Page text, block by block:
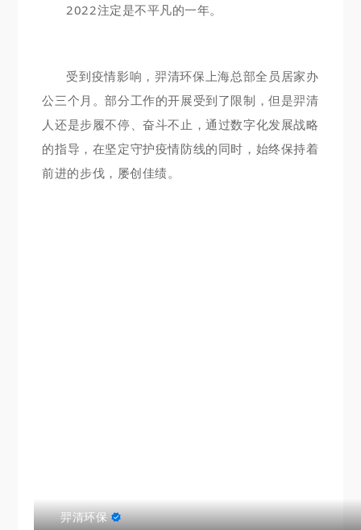
2022注定是不平凡的一年。
受到疫情影响，羿清环保上海总部全员居家办
公三个月。部分工作的开展受到了限制，但是羿清
人还是步履不停、奋斗不止，通过数字化发展战略
的指导，在坚定守护疫情防线的同时，始终保持着
前进的步伐，屡创佳绩。
羿清环保